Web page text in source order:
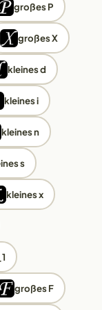
großes P
großes X
kleines d
kleines i
kleines n
s
kleines x
großes F